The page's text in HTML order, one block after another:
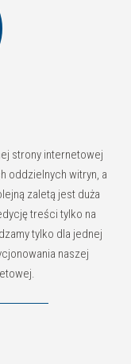
strony internetowej
oddzielnych witryn, a
zaletą jest duża
treści tylko na
tylko dla jednej
naszej